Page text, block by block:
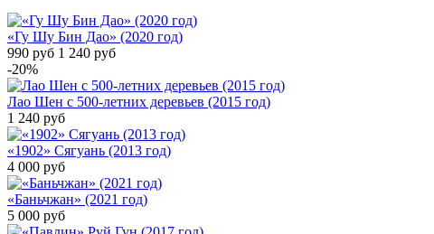
«Гу Шу Бин Дао» (2020 год)
990 руб 1 240 руб
-20%
Лао Шен с 500-летних деревьев (2015 год)
1 240 руб
«1902» Сягуань (2013 год)
4 000 руб
«Баньчжан» (2021 год)
5 000 руб